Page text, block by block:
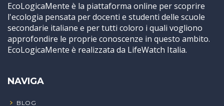
EcoLogicaMente è la piattaforma online per scoprire
l'ecologia pensata per docenti e studenti delle scuole
secondarie italiane e per tutti coloro i quali vogliono
approfondire le proprie conoscenze in questo ambito.
EcoLogicaMente è realizzata da LifeWatch Italia.
NAVIGA
BLOG